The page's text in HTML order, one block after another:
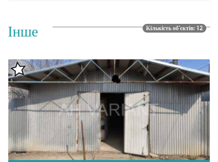
Інше Кількість об'єктів: 12